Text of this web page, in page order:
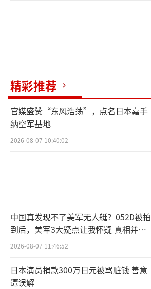
精彩推荐
官媒盛赞“东风浩荡”，点名日本嘉手
纳空军基地
2026-08-07 10:40:02
中国真发现不了美军无人艇？052D被拍
到后，美军3大疑点让我怀疑 真相并非
如此
2026-08-07 11:46:52
日本演员捐款300万日元被骂脏钱 善意
遭误解